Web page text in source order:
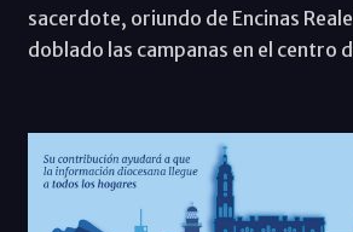
sacerdote, oriundo de Encinas
doblado las campanas en el centro